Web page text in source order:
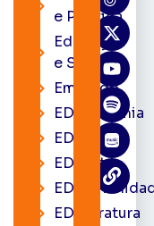
e Política
Educação
e Saúde
Emprego
EDacademia
EDbrasília
EDcast
EDliteratura